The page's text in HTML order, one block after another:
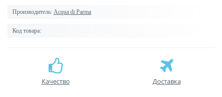
Производитель: Acqua di Parma
Код товара:
Качество Доставка